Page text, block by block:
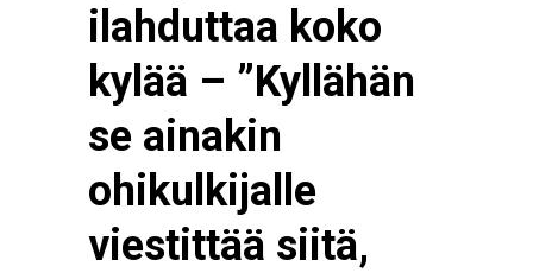
ilahduttaa koko
kylää – ”Kyllähän
se ainakin
ohikulkijalle
viestittää siitä,